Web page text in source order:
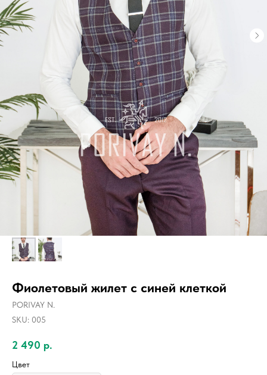
Фиолетовый жилет с синей клеткой
PORIVAY N.
SKU: 005
2 490 р.
Цвет